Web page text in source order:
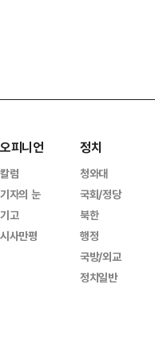
오피니언
칼럼
기자의 눈
기고
시사만평
정치
청와대
국회/정당
북한
행정
국방/외교
정치일반